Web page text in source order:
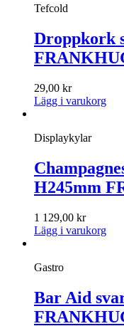
Tefcold
Droppkork
29,00 kr
Lägg i varukorg
Displaykylar
H245mm
1 129,00 kr
Lägg i varukorg
Gastro
Bar Aid